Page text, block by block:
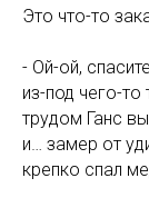
Это что-то
- Ой-ой,
из-под чего-
трудом Ганс
и… замер от
крепко спал